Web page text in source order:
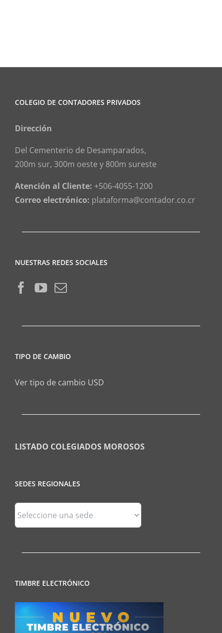
COLEGIO DE CONTADORES PRIVADOS
Dirección
Del Cementerio de Desamparados,
200m sur, 300m oeste y 800m sureste
Atención al Cliente: +506-4055-1200
Correo electrónico: plataforma@contador.co.cr
NUESTRAS REDES SOCIALES
TIPO DE CAMBIO
Ver tipo de cambio USD
LISTADO COLEGIADOS MOROSOS
SEDES REGIONALES
Sedes
Regionales
TIMBRE ELECTRÓNICO